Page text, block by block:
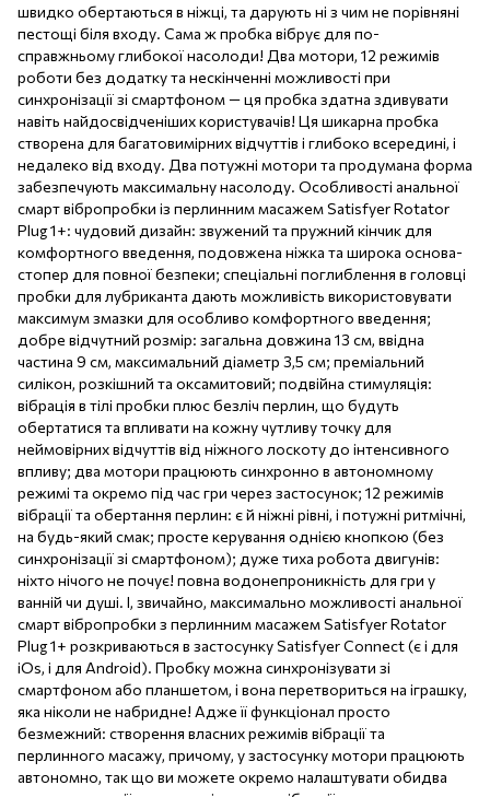
швидко обертаються в ніжці, та дарують ні з чим не порівняні
пестощі біля входу. Сама ж пробка вібрує для по-
справжньому глибокої насолоди! Два мотори, 12 режимів
роботи без додатку та нескінченні можливості при
синхронізації зі смартфоном — ця пробка здатна здивувати
навіть найдосвідченіших користувачів! Ця шикарна пробка
створена для багатовимірних відчуттів і глибоко всередині, і
недалеко від входу. Два потужні мотори та продумана форма
забезпечують максимальну насолоду. Особливості анальної
смарт вібропробки із перлинним масажем Satisfyer Rotator
Plug 1+: чудовий дизайн: звужений та пружний кінчик для
комфортного введення, подовжена ніжка та широка основа-
стопер для повної безпеки; спеціальні поглиблення в головці
пробки для лубриканта дають можливість використовувати
максимум змазки для особливо комфортного введення;
добре відчутний розмір: загальна довжина 13 см, ввідна
частина 9 см, максимальний діаметр 3,5 см; преміальний
силікон, розкішний та оксамитовий; подвійна стимуляція:
вібрація в тілі пробки плюс безліч перлин, що будуть
обертатися та впливати на кожну чутливу точку для
неймовірних відчуттів від ніжного лоскоту до інтенсивного
впливу; два мотори працюють синхронно в автономному
режимі та окремо під час гри через застосунок; 12 режимів
вібрації та обертання перлин: є й ніжні рівні, і потужні ритмічні,
на будь-який смак; просте керування однією кнопкою (без
синхронізації зі смартфоном); дуже тиха робота двигунів:
ніхто нічого не почує! повна водонепроникність для гри у
ванній чи душі. І, звичайно, максимально можливості анальної
смарт вібропробки з перлинним масажем Satisfyer Rotator
Plug 1+ розкриваються в застосунку Satisfyer Connect (є і для
iOs, і для Android). Пробку можна синхронізувати зі
смартфоном або планшетом, і вона перетвориться на іграшку,
яка ніколи не набридне! Адже її функціонал просто
безмежний: створення власних режимів вібрації та
перлинного масажу, причому, у застосунку мотори працюють
автономно, так що ви можете окремо налаштувати обидва